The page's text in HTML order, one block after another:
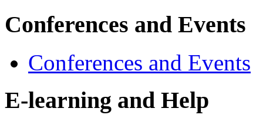
Conferences and Events
Conferences and Events
E-learning and Help